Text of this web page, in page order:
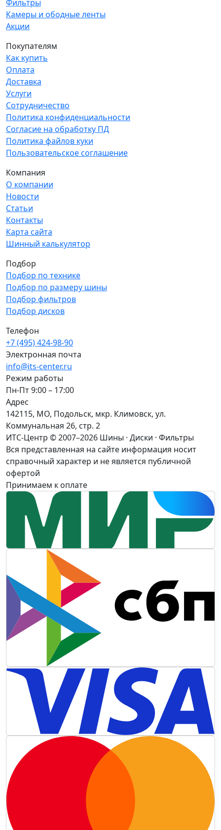
Фильтры
Камеры и ободные ленты
Акции
Покупателям
Как купить
Оплата
Доставка
Услуги
Сотрудничество
Политика конфиденциальности
Согласие на обработку ПД
Политика файлов куки
Пользовательское соглашение
Компания
О компании
Новости
Статьи
Контакты
Карта сайта
Шинный калькулятор
Подбор
Подбор по технике
Подбор по размеру шины
Подбор фильтров
Подбор дисков
Телефон
+7 (495) 424-98-90
Электронная почта
info@its-center.ru
Режим работы
Пн-Пт 9:00 – 17:00
Адрес
142115, МО, Подольск, мкр. Климовск, ул.
Коммунальная 26, стр. 2
ИТС-Центр © 2007–2026 Шины · Диски · Фильтры
Вся представленная на сайте информация носит
справочный характер и не является публичной
офертой
Принимаем к оплате